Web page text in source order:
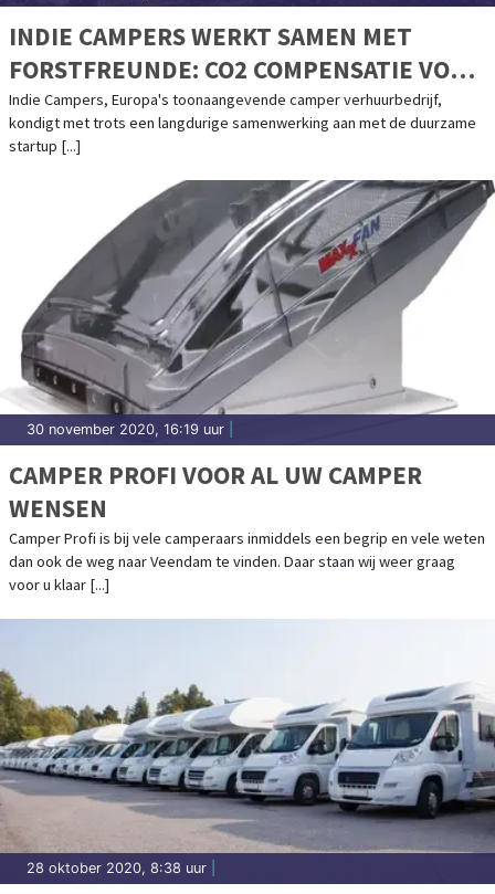
INDIE CAMPERS WERKT SAMEN MET
FORSTFREUNDE: CO2 COMPENSATIE VOOR
JE ROADTRIP DOOR HET PLANTEN VAN
BOMEN
Indie Campers, Europa's toonaangevende camper verhuurbedrijf,
kondigt met trots een langdurige samenwerking aan met de duurzame
startup [...]
30 november 2020, 16:19 uur
CAMPER PROFI VOOR AL UW CAMPER
WENSEN
Camper Profi is bij vele camperaars inmiddels een begrip en vele weten
dan ook de weg naar Veendam te vinden. Daar staan wij weer graag
voor u klaar [...]
28 oktober 2020, 8:38 uur